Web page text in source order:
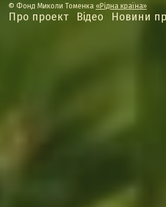
Про проект Відео Новини
© Фонд Миколи Томенка «Рідна країна»